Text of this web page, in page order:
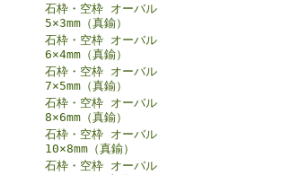
石枠・空枠 オーバル
5×3mm（真鍮）
石枠・空枠 オーバル
6×4mm（真鍮）
石枠・空枠 オーバル
7×5mm（真鍮）
石枠・空枠 オーバル
8×6mm（真鍮）
石枠・空枠 オーバル
10×8mm（真鍮）
石枠・空枠 オーバル